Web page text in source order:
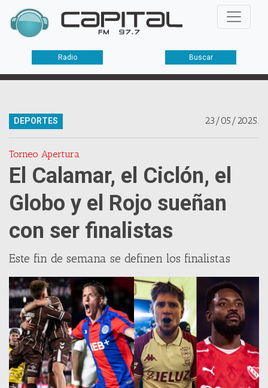
Radio Buscar
23/05/2025.
DEPORTES
Torneo Apertura
El Calamar, el Ciclón, el
Globo y el Rojo sueñan
con ser finalistas
Este fin de semana se definen los finalistas